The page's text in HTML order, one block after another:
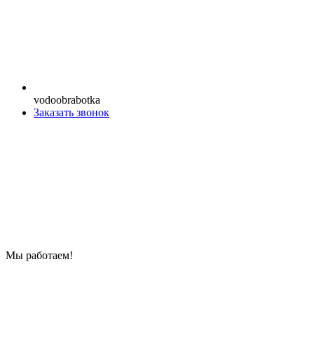
vodoobrabotka
Заказать звонок
Мы работаем!